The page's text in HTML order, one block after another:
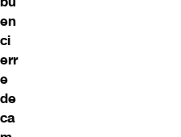
en
ci
err
e
de
ca